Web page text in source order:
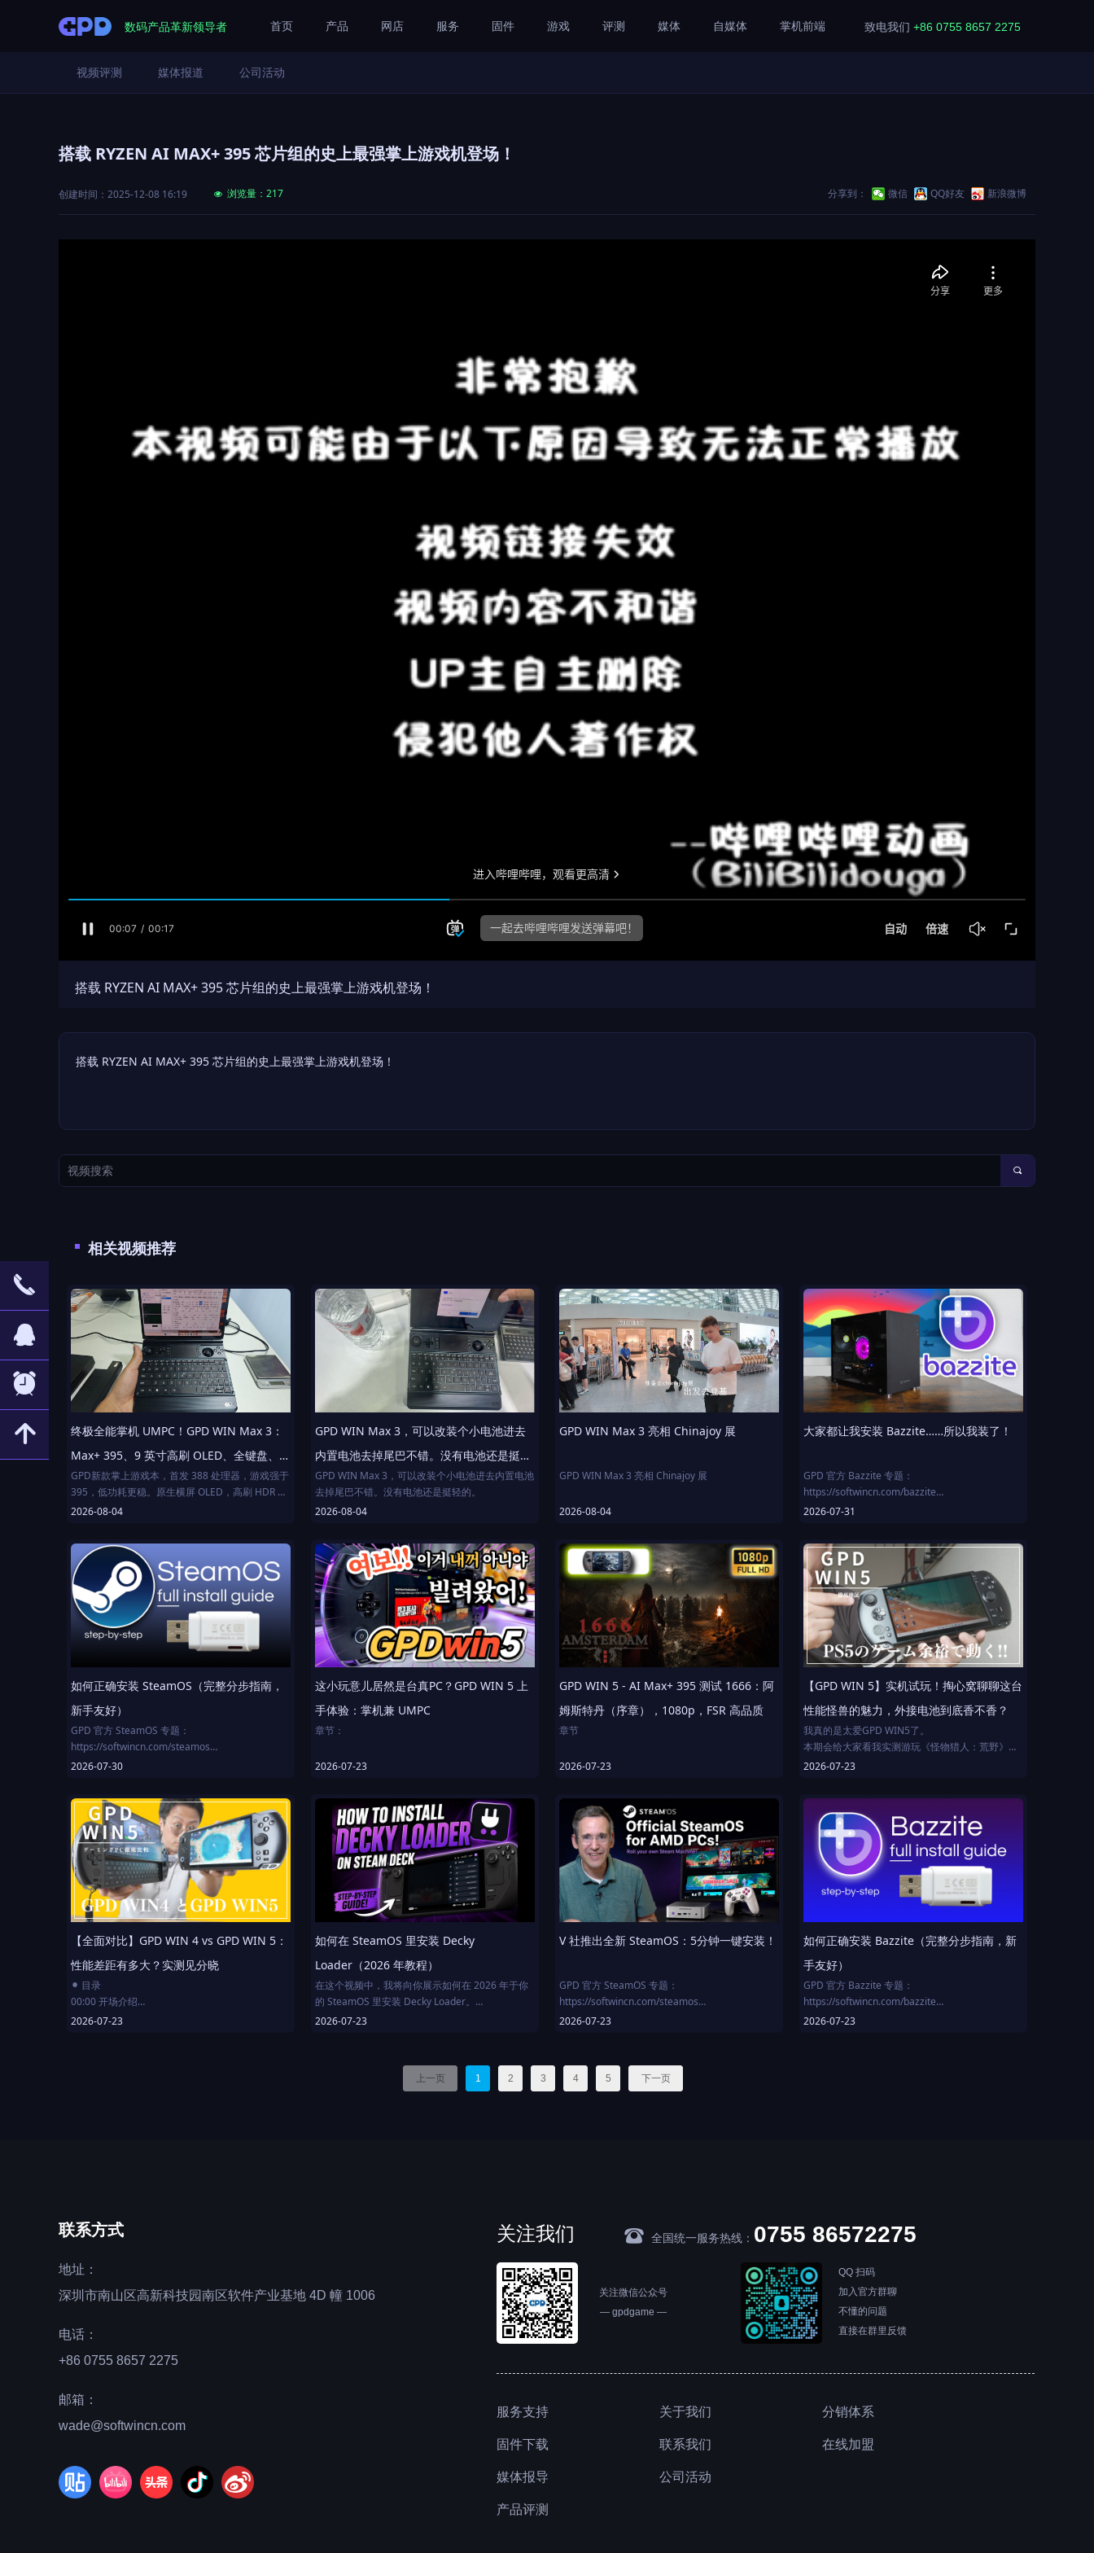
首页 产品 网店 服务 固件 游戏 评测 媒体 自媒体 掌机前端
数码产品革新领导者 致电我们 +86 0755 8657 2275
分享到： 微信 QQ好友 新浪微博
创建时间： 2025-12-08 16:19 넶 浏览量： 217
搭载 RYZEN AI MAX+ 395 芯片组的史上最强掌上游戏机登场！
搭载 RYZEN AI MAX+ 395 芯片组的史上最强掌上游戏机登场！
搭载 RYZEN AI MAX+ 395 芯片组的史上最强掌上游戏机登场！
끠
视频评测 媒体报道 公司活动
终极全能掌机 UMPC！GPD WIN Max 3：
Max+ 395、9 英寸高刷 OLED、全键盘、
Xbox 手柄、可拆电池与散热模组
GPD新款掌上游戏本，首发 388 处理器，游戏强于
395，低功耗更稳。原生横屏 OLED，高刷 HDR 齐
全，支持压感笔。机身没变大，守住 UMPC 根本。
独创模块化：电池可拆卸，插电手持取掉电池仅重
800g+；电池仓能换风扇模组，秒变 NUC，4 风扇
散热 TDP 飙到 120W。内置 97Wh 巨电，4 热管 +
2 风扇，默认 85W。
扩展拉满：双 SSD、900MB/s 高速TF（完美兼容
Switch 2 卡）、双雷电 4 + HDMI + DC +
3.5mm。市面唯一自带完整键盘+手柄+触摸板，掌
机/迷你本二合一。配电容摇杆、霍尔扳机、500 万
摄、专属助手键。国内首发免费送风扇模块，老用
户同享。
2026-08-04
GPD WIN Max 3，可以改装个小电池进去
内置电池去掉尾巴不错。没有电池还是挺轻
的。
GPD WIN Max 3，可以改装个小电池进去内置电池
去掉尾巴不错。没有电池还是挺轻的。
2026-08-04
GPD WIN Max 3 亮相 Chinajoy 展
GPD WIN Max 3 亮相 Chinajoy 展
2026-08-04
大家都让我安装 Bazzite……所以我装了！
GPD 官方 Bazzite 专题：
https://softwincn.com/bazzite
大家一直劝我把 Bazzite OS 装进我的 DIY Steam
主机……于是我终于照做了。
本期视频中，我们将 Bazzite OS 安装到迷你主机
上，排查Wi-Fi驱动故障，实测游戏性能，并与
SteamOS 横向对比，验证 Linux 游戏生态是否已成
熟到足以取代 Windows。
从 RX 570 这类老将到 RX 9060 XT 新秀，我全面测
试了不同世代的硬件，看看 Bazzite 在自定义游戏
平台上的真实表现。
目录
00:00 开场
00:45 安装 Bazzite OS
01:20 首个硬伤：Wi-Fi 失灵
05:35 Bazzite 最大短板
06:25 Bazzite 游戏实测
08:45 Linux 反作弊困局
10:30 你该尝试 Bazzite 吗？
2026-07-31
如何正确安装 SteamOS（完整分步指南，
新手友好）
GPD 官方 SteamOS 专题：
https://softwincn.com/steamos
进入：https://pc36.co.uk/blogs/pc-building-and-
maintenance-tips/how-to-enable-tpm-2-0-and-
secure-boot-for-windows-11-and-games-fast-
step-by-step-guide
时间轴
0:00 本教程使用指南
0:54 第零步——什么是 SteamOS？优缺点解析
3:16 第一步——制作 USB 启动盘
5:00 第二步——为安装准备电脑环境
7:28 第三步——安装 SteamOS
8:37 第四步——初始化设置 SteamOS
12:03 个人观点：SteamOS 与其他系统的对比（选
看）
2026-07-30
这小玩意儿居然是台真PC？GPD WIN 5 上
手体验：掌机兼 UMPC
章节：
00:00 开场
02:57 系统与外观设计
06:03 核心参数
08:30 与任天堂 Switch 2 尺寸对比
08:50 电池外接线缆使用演示
09:26 风扇噪音实测
2026-07-23
GPD WIN 5 - AI Max+ 395 测试 1666：阿
姆斯特丹（序章），1080p，FSR 高品质
章节
00:00 开场
05:43 45W TDP 实测
09:48 收尾
GPD WIN 5 规格：
AMD 锐龙 AI Max+ 395
AMD Radeon 8060S 显卡
LPDDR5x 8000 MT/s 64 GB + 4 TB M.2 SSD
2026-07-23
【GPD WIN 5】实机试玩！掏心窝聊聊这台
性能怪兽的魅力，外接电池到底香不香？
我真的是太爱GPD WIN5了。
本期会给大家看我实测游玩《怪物猎人：荒野》
《死亡搁浅2》《怪物猎人：世界》的实际表现，
点真心话！
⚫︎ 章节索引
0:00 开篇
0:36 实机试玩
0:51 《怪物猎人：荒野》
4:13 《死亡搁浅》
9:13 外观细节
10:37 电池堪称神来之笔！
13:58 规格详解
17:42 外接显示器测试
19:04 续航实测
20:38 总结陈词
2026-07-23
【全面对比】GPD WIN 4 vs GPD WIN 5：
性能差距有多大？实测见分晓
⚫︎ 目录
00:00 开场介绍
00:29 外观对比
2026-07-23
如何在 SteamOS 里安装 Decky
Loader（2026 年教程）
在这个视频中，我将向你展示如何在 2026 年于你
的 SteamOS 里安装 Decky Loader。
Decky Loader 让你可以通过插件、主题、性能工
2026-07-23
V 社推出全新 SteamOS：5分钟一键安装！
GPD 官方 SteamOS 专题：
https://softwincn.com/steamos
01:31 - Steam官方发布 -
https://help.steampowered.com/zh-
08:49 - Emudeck 模拟器套装！
09:40 - Emudeck 安装教程
11:48 - PS2 模拟性能演示
12:42 - Oculink 外置显卡实测！
2026-07-23
如何正确安装 Bazzite（完整分步指南，新
手友好）
GPD 官方 Bazzite 专题：
https://softwincn.com/bazzite
13:35 第 5a 步 —— 关于"重新定基
（Rebasing）"的补充说明（可选）
动）
19:25 告诉我你是否安装成功
2026-07-23
上一页 1 2 3 4 5 下一页
相关视频推荐
服务支持
固件下载
媒体报导
产品评测
关于我们
联系我们
公司活动
分销体系
在线加盟
关注我们 뀰 全国统一服务热线： 0755 86572275
关注微信公众号
— gpdgame —
QQ 扫码
加入官方群聊
不懂的问题
直接在群里反馈
联系方式
地址：
深圳市南山区高新科技园南区软件产业基地 4D 幢 1006
电话：
+86 0755 8657 2275
邮箱：
wade@softwincn.com
끅
뀩
뀥
녕